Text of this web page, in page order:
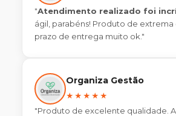
"Atendimento realizado foi
ágil, parabéns! Produto de
prazo de entrega muito ok."
Organiza Gestão
★★★★★
"Produto de excelente qualidade.